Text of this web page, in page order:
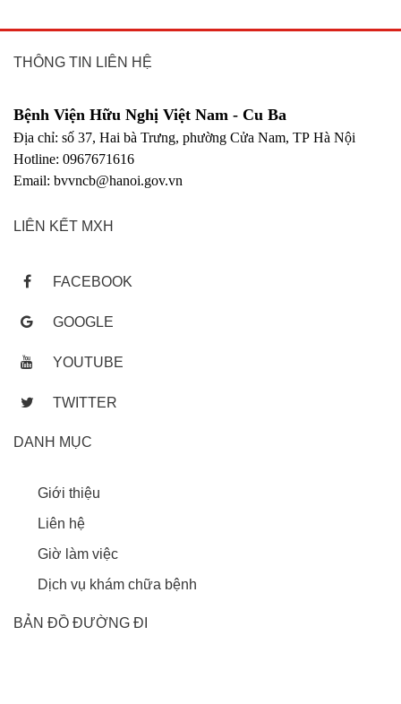
THÔNG TIN LIÊN HỆ
Bệnh Viện Hữu Nghị Việt Nam - Cu Ba
Địa chỉ: số 37, Hai bà Trưng, phường Cửa Nam, TP Hà Nội
Hotline: 0967671616
Email: bvvncb@hanoi.gov.vn
LIÊN KẾT MXH
FACEBOOK
GOOGLE
YOUTUBE
TWITTER
DANH MỤC
Giới thiệu
Liên hệ
Giờ làm việc
Dịch vụ khám chữa bệnh
BẢN ĐỒ ĐƯỜNG ĐI